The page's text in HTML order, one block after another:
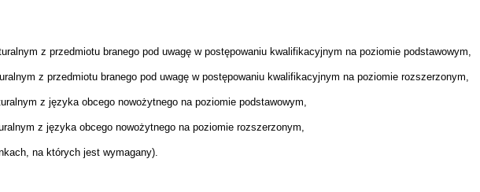
z przedmiotu branego pod uwagę w postępowaniu kwalifikacyjnym na poziomie podstawowym,
z przedmiotu branego pod uwagę w postępowaniu kwalifikacyjnym na poziomie rozszerzonym,
z języka obcego nowożytnego na poziomie podstawowym,
z języka obcego nowożytnego na poziomie rozszerzonym,
na których jest wymagany).